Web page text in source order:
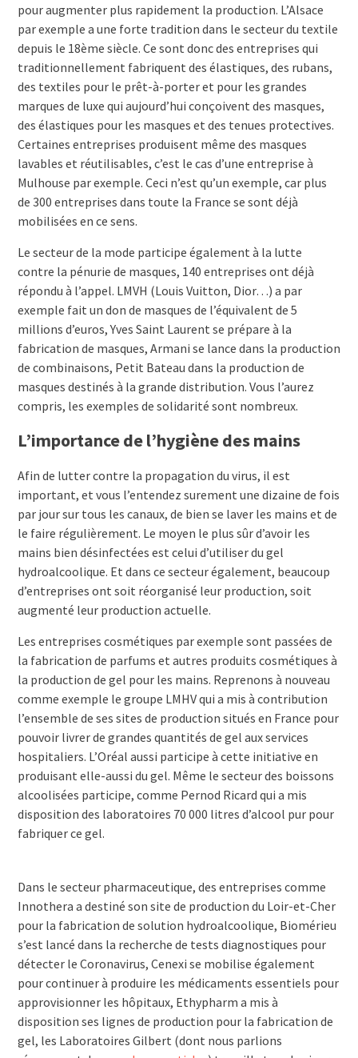
pour augmenter plus rapidement la production. L’Alsace
par exemple a une forte tradition dans le secteur du textile
depuis le 18ème siècle. Ce sont donc des entreprises qui
traditionnellement fabriquent des élastiques, des rubans,
des textiles pour le prêt-à-porter et pour les grandes
marques de luxe qui aujourd’hui conçoivent des masques,
des élastiques pour les masques et des tenues protectives.
Certaines entreprises produisent même des masques
lavables et réutilisables, c’est le cas d’une entreprise à
Mulhouse par exemple. Ceci n’est qu’un exemple, car plus
de 300 entreprises dans toute la France se sont déjà
mobilisées en ce sens.
Le secteur de la mode participe également à la lutte
contre la pénurie de masques, 140 entreprises ont déjà
répondu à l’appel. LMVH (Louis Vuitton, Dior…) a par
exemple fait un don de masques de l’équivalent de 5
millions d’euros, Yves Saint Laurent se prépare à la
fabrication de masques, Armani se lance dans la production
de combinaisons, Petit Bateau dans la production de
masques destinés à la grande distribution. Vous l’aurez
compris, les exemples de solidarité sont nombreux.
L’importance de l’hygiène des mains
Afin de lutter contre la propagation du virus, il est
important, et vous l’entendez surement une dizaine de fois
par jour sur tous les canaux, de bien se laver les mains et de
le faire régulièrement. Le moyen le plus sûr d’avoir les
mains bien désinfectées est celui d’utiliser du gel
hydroalcoolique. Et dans ce secteur également, beaucoup
d’entreprises ont soit réorganisé leur production, soit
augmenté leur production actuelle.
Les entreprises cosmétiques par exemple sont passées de
la fabrication de parfums et autres produits cosmétiques à
la production de gel pour les mains. Reprenons à nouveau
comme exemple le groupe LMHV qui a mis à contribution
l’ensemble de ses sites de production situés en France pour
pouvoir livrer de grandes quantités de gel aux services
hospitaliers. L’Oréal aussi participe à cette initiative en
produisant elle-aussi du gel. Même le secteur des boissons
alcoolisées participe, comme Pernod Ricard qui a mis
disposition des laboratoires 70 000 litres d’alcool pur pour
fabriquer ce gel.
Dans le secteur pharmaceutique, des entreprises comme
Innothera a destiné son site de production du Loir-et-Cher
pour la fabrication de solution hydroalcoolique, Biomérieu
s’est lancé dans la recherche de tests diagnostiques pour
détecter le Coronavirus, Cenexi se mobilise également
pour continuer à produire les médicaments essentiels pour
approvisionner les hôpitaux, Ethypharm a mis à
disposition ses lignes de production pour la fabrication de
gel, les Laboratoires Gilbert (dont nous parlions